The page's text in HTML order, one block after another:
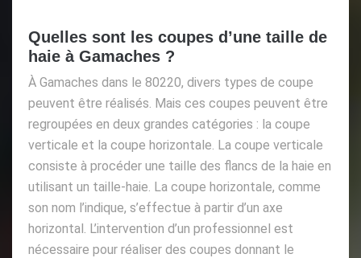
Quelles sont les coupes d’une taille de
haie à Gamaches ?
À Gamaches dans le 80220, divers types de coupe
peuvent être réalisés. Mais ces coupes peuvent être
regroupées en deux grandes catégories : la coupe
verticale et la coupe horizontale. La coupe verticale
consiste à procéder une taille des flancs de la haie en
utilisant un taille-haie. La coupe horizontale, comme
son nom l’indique, s’effectue à partir d’un axe
horizontal. L’intervention d’un professionnel est
nécessaire pour réaliser des coupes donnant le